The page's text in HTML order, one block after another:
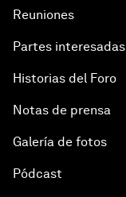
Reuniones
Partes interesadas
Historias del Foro
Notas de prensa
Galería de fotos
Pódcast